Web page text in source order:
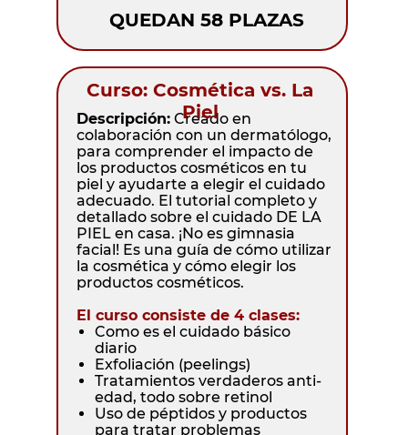
Descripción: Creado en
colaboración con un dermatólogo,
para comprender el impacto de
los productos cosméticos en tu
piel y ayudarte a elegir el cuidado
adecuado. El tutorial completo y
detallado sobre el cuidado DE LA
PIEL en casa. ¡No es gimnasia
facial! Es una guía de cómo utilizar
la cosmética y cómo elegir los
productos cosméticos.
El curso consiste de 4 clases:
Como es el cuidado básico
diario
Exfoliación (peelings)
Tratamientos verdaderos anti-
edad, todo sobre retinol
Uso de péptidos y productos
para tratar problemas
Curso: Cosmética vs. La
Piel
QUEDAN 58 PLAZAS